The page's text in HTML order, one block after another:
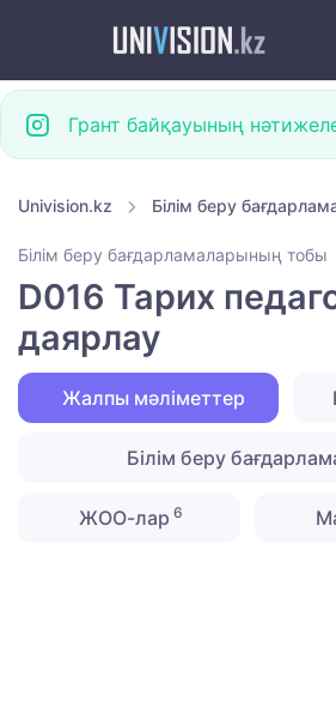
Грант байқауының
Univision.kz Білім беру
Білім беру бағдарламаларының тобы
D016 Тарих
даярлау
Жалпы мәліметтер
Білім беру
ЖОО-лар 6